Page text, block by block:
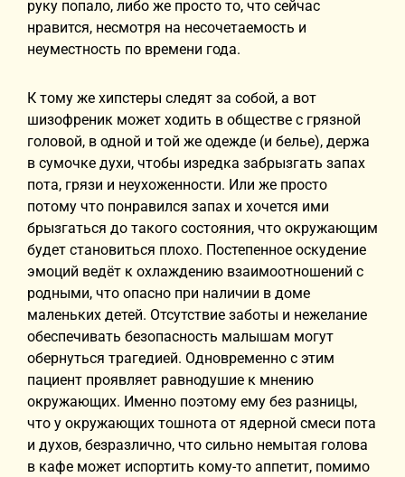
руку попало, либо же просто то, что сейчас
нравится, несмотря на несочетаемость и
неуместность по времени года.
К тому же хипстеры следят за собой, а вот
шизофреник может ходить в обществе с грязной
головой, в одной и той же одежде (и белье), держа
в сумочке духи, чтобы изредка забрызгать запах
пота, грязи и неухоженности. Или же просто
потому что понравился запах и хочется ими
брызгаться до такого состояния, что окружающим
будет становиться плохо. Постепенное оскудение
эмоций ведёт к охлаждению взаимоотношений с
родными, что опасно при наличии в доме
маленьких детей. Отсутствие заботы и нежелание
обеспечивать безопасность малышам могут
обернуться трагедией. Одновременно с этим
пациент проявляет равнодушие к мнению
окружающих. Именно поэтому ему без разницы,
что у окружающих тошнота от ядерной смеси пота
и духов, безразлично, что сильно немытая голова
в кафе может испортить кому-то аппетит, помимо